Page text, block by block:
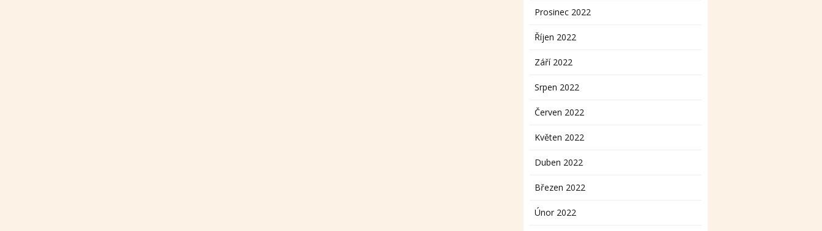
Prosinec 2022
Říjen 2022
Září 2022
Srpen 2022
Červen 2022
Květen 2022
Duben 2022
Březen 2022
Únor 2022